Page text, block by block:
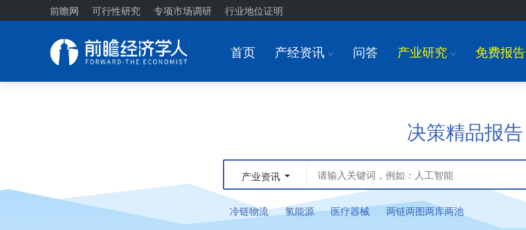
前瞻网 可行性研究 专项市场调研 行业地位证明
首页 产经资讯 I 问答 产业研究 I 免费报告
决策精品报告
产业资讯
冷链物流 氢能源 医疗器械 两链两图两库两池